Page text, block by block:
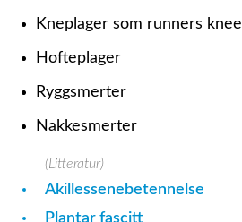
Kneplager som runners knee
Hofteplager
Ryggsmerter
Nakkesmerter
(Litteratur)
Akillessenebetennelse
Plantar fascitt